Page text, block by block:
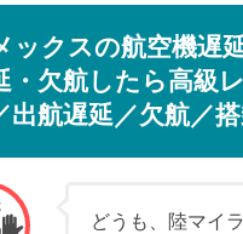
ックスの航空機遅
・欠航したら高級
出航遅延／欠航／
どうも、陸マイ